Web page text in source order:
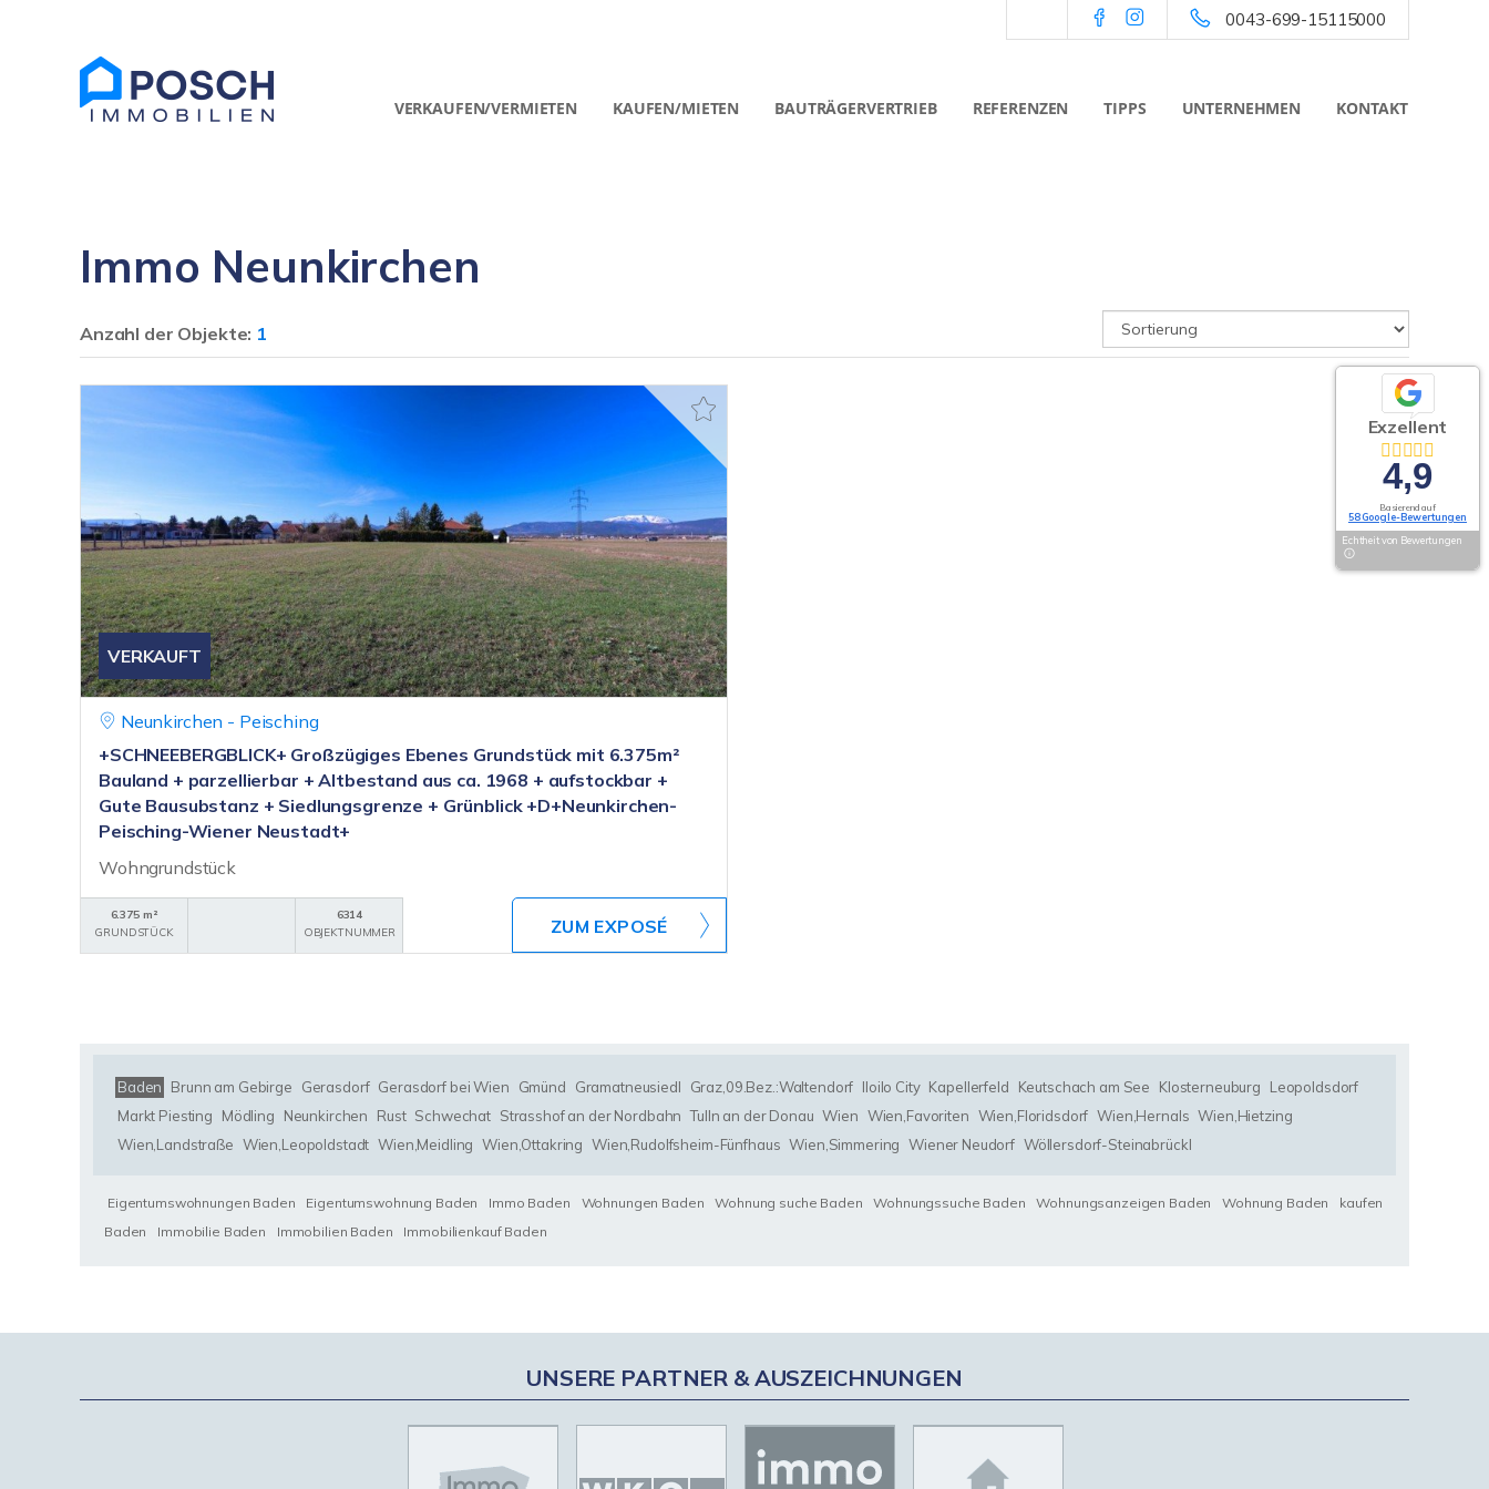
0043-699-15115000
VERKAUFEN/VERMIETEN KAUFEN/MIETEN BAUTRÄGERVERTRIEB REFERENZEN TIPPS UNTERNEHMEN KONTAKT
Immo Neunkirchen
Anzahl der Objekte: 1
VERKAUFT
Neunkirchen - Peisching
+SCHNEEBERGBLICK+ Großzügiges Ebenes Grundstück mit 6.375m²
Bauland + parzellierbar + Altbestand aus ca. 1968 + aufstockbar +
Gute Bausubstanz + Siedlungsgrenze + Grünblick +D+Neunkirchen-
Peisching-Wiener Neustadt+
Wohngrundstück
6.375 m²
GRUNDSTÜCK
6314
OBJEKTNUMMER
ZUM EXPOSÉ
Baden Brunn am Gebirge Gerasdorf Gerasdorf bei Wien Gmünd Gramatneusiedl Graz,09.Bez.:Waltendorf Iloilo City Kapellerfeld Keutschach am See Klosterneuburg
Leopoldsdorf
Markt Piesting
Mödling Neunkirchen Rust Schwechat Strasshof an der Nordbahn Tulln an der Donau Wien Wien,Favoriten Wien,Floridsdorf Wien,Hernals Wien,Hietzing
Wien,Landstraße Wien,Leopoldstadt Wien,Meidling Wien,Ottakring Wien,Rudolfsheim-Fünfhaus Wien,Simmering Wiener Neudorf Wöllersdorf-Steinabrückl
Eigentumswohnungen Baden Eigentumswohnung Baden Immo Baden Wohnungen Baden Wohnung suche Baden Wohnungssuche Baden Wohnungsanzeigen Baden Wohnung Baden
kaufen
Baden
Immobilie Baden Immobilien Baden Immobilienkauf Baden
Exzellent
4,9
Basierend auf
58 Google-Bewertungen
Echtheit von Bewertungen
UNSERE PARTNER & AUSZEICHNUNGEN